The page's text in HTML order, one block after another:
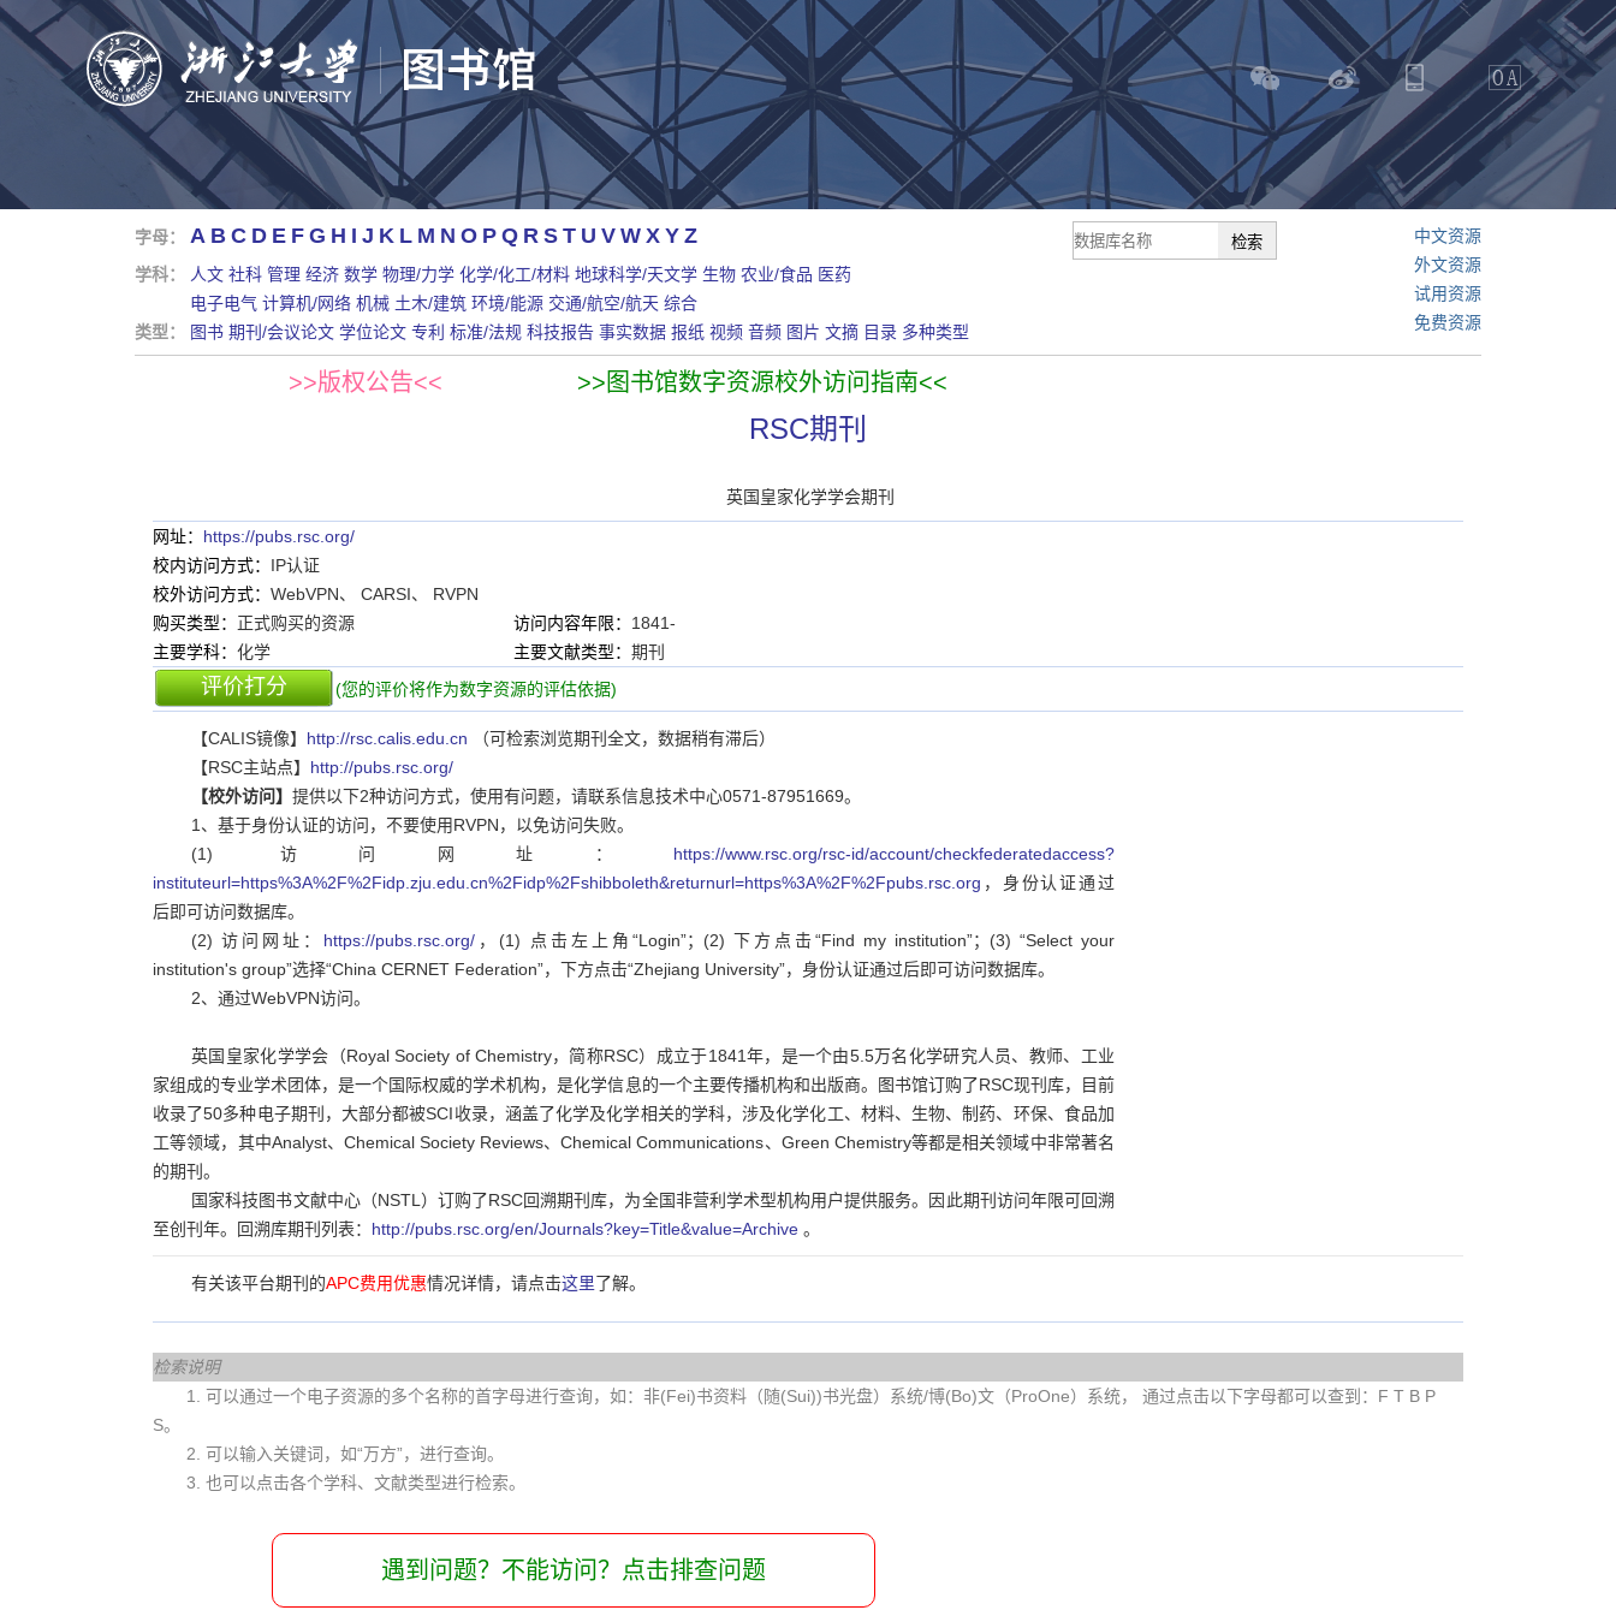
字母： A B C D E F G H I J K L M N O P Q R S T U V W X Y Z
学科： 人文 社科 管理 经济 数学 物理/力学 化学/化工/材料 地球科学/天文学 生物 农业/食品 医药
电子电气 计算机/网络 机械 土木/建筑 环境/能源 交通/航空/航天 综合
类型：
图书 期刊/会议论文 学位论文 专利 标准/法规 科技报告 事实数据 报纸 视频 音频 图片 文摘 目录 多种类型
中文资源
外文资源
试用资源
免费资源
>>版权公告<< >>图书馆数字资源校外访问指南<<
RSC期刊
英国皇家化学学会期刊
网址： https://pubs.rsc.org/
校内访问方式： IP认证
校外访问方式： WebVPN、 CARSI、 RVPN
购买类型： 正式购买的资源 访问内容年限： 1841-
主要学科： 化学 主要文献类型： 期刊
评价打分 (您的评价将作为数字资源的评估依据)
【CALIS镜像】 http://rsc.calis.edu.cn （可检索浏览期刊全文，数据稍有滞后）
【RSC主站点】 http://pubs.rsc.org/
【校外访问】提供以下2种访问方式，使用有问题，请联系信息技术中心0571-87951669。
1、基于身份认证的访问，不要使用RVPN，以免访问失败。
(1) 访问网址： https://www.rsc.org/rsc-id/account/checkfederatedaccess?
instituteurl=https%3A%2F%2Fidp.zju.edu.cn%2Fidp%2Fshibboleth&returnurl=https%3A%2F%2Fpubs.rsc.org ，身份认证通过
后即可访问数据库。
(2) 访问网址： https://pubs.rsc.org/ ，(1) 点击左上角“Login”；(2) 下方点击“Find my institution”；(3) “Select your
institution's group”选择“China CERNET Federation”，下方点击“Zhejiang University”，身份认证通过后即可访问数据库。
2、通过WebVPN访问。
英国皇家化学学会（Royal Society of Chemistry，简称RSC）成立于1841年，是一个由5.5万名化学研究人员、教师、工业
家组成的专业学术团体，是一个国际权威的学术机构，是化学信息的一个主要传播机构和出版商。图书馆订购了RSC现刊库，目前
收录了50多种电子期刊，大部分都被SCI收录，涵盖了化学及化学相关的学科，涉及化学化工、材料、生物、制药、环保、食品加
工等领域，其中Analyst、Chemical Society Reviews、Chemical Communications、Green Chemistry等都是相关领域中非常著名
的期刊。
国家科技图书文献中心（NSTL）订购了RSC回溯期刊库，为全国非营利学术型机构用户提供服务。因此期刊访问年限可回溯
至创刊年。回溯库期刊列表： http://pubs.rsc.org/en/Journals?key=Title&value=Archive 。
有关该平台期刊的APC费用优惠情况详情，请点击这里了解。
检索说明
1. 可以通过一个电子资源的多个名称的首字母进行查询，如：非(Fei)书资料（随(Sui))书光盘）系统/博(Bo)文（ProOne）系统， 通过点击以下字母都可以查到：F T B P
S。
2. 可以输入关键词，如“万方”，进行查询。
3. 也可以点击各个学科、文献类型进行检索。
遇到问题？不能访问？点击排查问题